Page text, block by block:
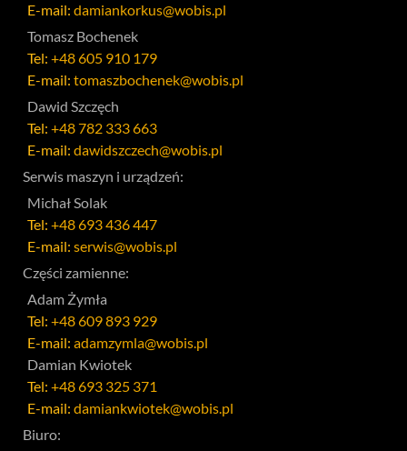
E-mail: damiankorkus@wobis.pl
Tomasz Bochenek
Tel: +48 605 910 179
E-mail: tomaszbochenek@wobis.pl
Dawid Szczęch
Tel: +48 782 333 663
E-mail: dawidszczech@wobis.pl
Serwis maszyn i urządzeń:
Michał Solak
Tel: +48 693 436 447
E-mail: serwis@wobis.pl
Części zamienne:
Adam Żymła
Tel: +48 609 893 929
E-mail: adamzymla@wobis.pl
Damian Kwiotek
Tel: +48 693 325 371
E-mail: damiankwiotek@wobis.pl
Biuro: